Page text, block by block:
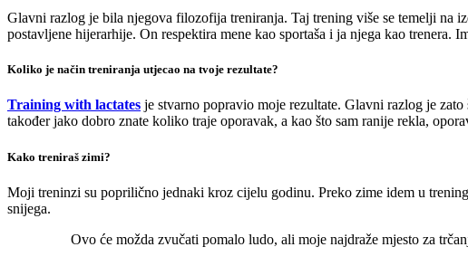
Glavni razlog je bila njegova filozofija treniranja. Taj trening više se temelji na
postavljene hijerarhije. On respektira mene kao sportaša i ja njega kao
Koliko je način treniranja utjecao na tvoje rezultate?
Training with lactates je stvarno popravio moje rezultate. Glavni razlog je zato
također jako dobro znate koliko traje oporavak, a kao što sam ranije rekla,
Kako treniraš zimi?
Moji treninzi su poprilično jednaki kroz cijelu godinu. Preko zime idem u
snijega.
Ovo će možda zvučati pomalo ludo, ali moje najdraže mjesto za